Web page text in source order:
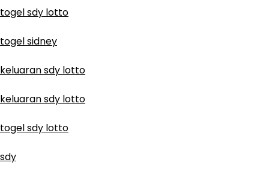
togel sdy lotto
togel sidney
keluaran sdy lotto
keluaran sdy lotto
togel sdy lotto
sdy